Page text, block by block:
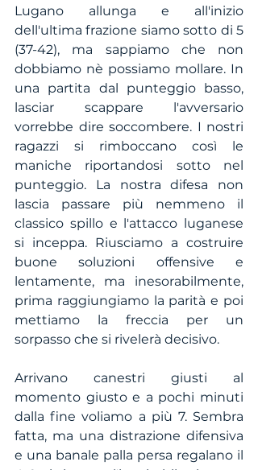
Lugano allunga e all'inizio
dell'ultima frazione siamo sotto di 5
(37-42), ma sappiamo che non
dobbiamo nè possiamo mollare. In
una partita dal punteggio basso,
lasciar scappare l'avversario
vorrebbe dire soccombere. I nostri
ragazzi si rimboccano così le
maniche riportandosi sotto nel
punteggio. La nostra difesa non
lascia passare più nemmeno il
classico spillo e l'attacco luganese
si inceppa. Riusciamo a costruire
buone soluzioni offensive e
lentamente, ma inesorabilmente,
prima raggiungiamo la parità e poi
mettiamo la freccia per un
sorpasso che si rivelerà decisivo.
Arrivano canestri giusti al
momento giusto e a pochi minuti
dalla fine voliamo a più 7. Sembra
fatta, ma una distrazione difensiva
e una banale palla persa regalano il